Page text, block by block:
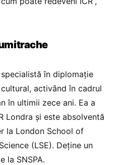
în diplomație
activând în cadrul
în ultimii zece ani. Ea a
Londra și este absolventă
la London School of
(LSE). Deține un
la SNSPA.